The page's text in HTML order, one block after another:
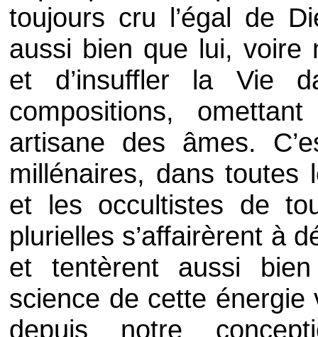
toujours cru l’égal de
aussi bien que lui, voire
et d’insuffler la Vie
compositions,
artisane des âmes.
millénaires, dans toutes
et les occultistes de
plurielles s’affairèrent à
et tentèrent aussi
science de cette
depuis notre